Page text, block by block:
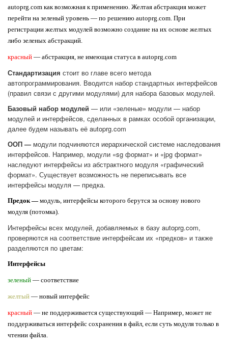
autoprg.com как возможная к применению. Желтая абстракция может
перейти на зеленый уровень — по решению autoprg.com. При
регистрации желтых модулей возможно создание на их основе желтых
либо зеленых абстракций.
красный — абстракция, не имеющая статуса в autoprg.com
Стандартизация стоит во главе всего метода
автопрограммирования. Вводится набор стандартных интерфейсов
(правил связи с другими модулями) для набора базовых модулей.
Базовый набор модулей — или «зеленые» модули — набор
модулей и интерфейсов, сделанных в рамках особой организации,
далее будем называть её autoprg.com
ООП — модули подчиняются иерархической системе наследования
интерфейсов. Например, модули «sg формат» и «jpg формат»
наследуют интерфейсы из абстрактного модуля «графический
формат». Существует возможность не переписывать все
интерфейсы модуля — предка.
Предок — модуль, интерфейсы которого берутся за основу нового
модуля (потомка).
Интерфейсы всех модулей, добавляемых в базу autoprg.com,
проверяются на соответствие интерфейсам их «предков» и также
разделяются по цветам:
Интерфейсы
зеленый — соответствие
желтый — новый интерфейс
красный — не поддерживается существующий — Например, может не
поддерживаться интерфейс сохранения в файл, если суть модуля только в
чтении файла.